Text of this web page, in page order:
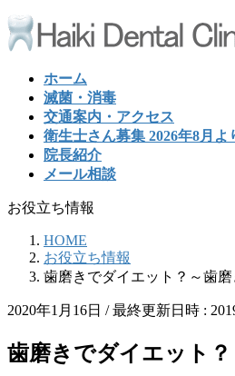
コ
ン
ナ
ビ
ホーム
滅菌・消毒
交通案内・アクセス
衛生士さん募集 2026年8月よ
院長紹介
メール相談
お役立ち情報
HOME
お役立ち情報
歯磨きでダイエット？～歯
2020年1月16日 / 最終更新日時 :
歯磨きでダイエット